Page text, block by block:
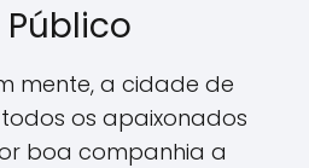
mente, a cidade de
os apaixonados
boa companhia a